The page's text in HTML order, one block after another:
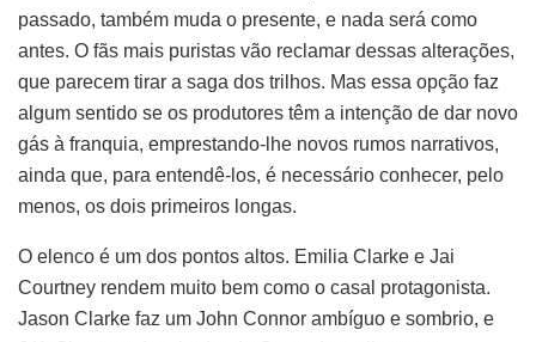
passado, também muda o presente, e nada será como
antes. O fãs mais puristas vão reclamar dessas alterações,
que parecem tirar a saga dos trilhos. Mas essa opção faz
algum sentido se os produtores têm a intenção de dar novo
gás à franquia, emprestando-lhe novos rumos narrativos,
ainda que, para entendê-los, é necessário conhecer, pelo
menos, os dois primeiros longas.
O elenco é um dos pontos altos. Emilia Clarke e Jai
Courtney rendem muito bem como o casal protagonista.
Jason Clarke faz um John Connor ambíguo e sombrio, e